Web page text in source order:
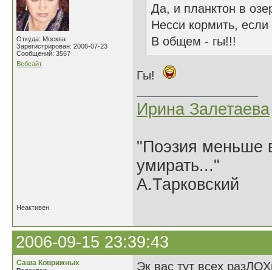
Откуда: Москва
Зарегистрирован: 2006-07-23
Сообщений: 3567
Вебсайт
Да, и планктон в
Несси кормить,
В общем - гы!!!
Гы!
Ирина Залетаева
"Поэзия меньше
умирать..."
А.Тарковский
Неактивен
2006-09-15 23:39:43
Саша Коврижных
Эк вас тут всех